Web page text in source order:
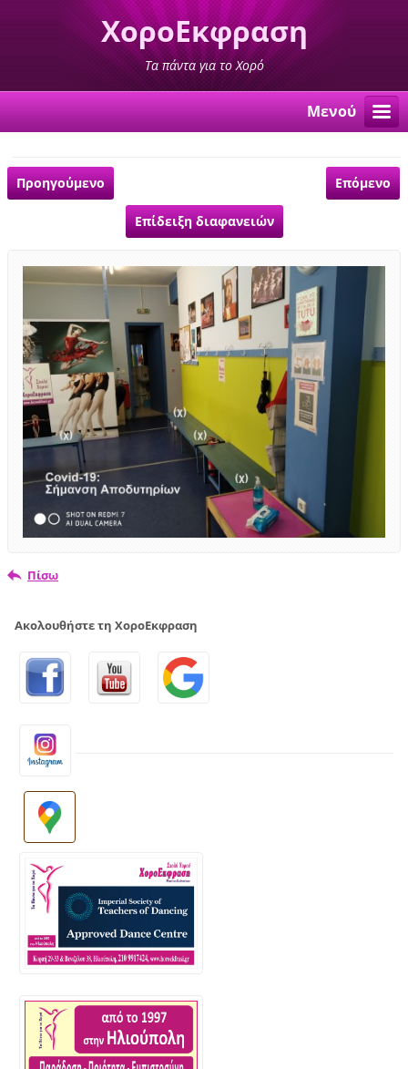
ΧοροΕκφραση
Τα πάντα για το Χορό
Μενού
Προηγούμενο Επόμενο
Επίδειξη διαφανειών
Πίσω
Ακολουθήστε τη ΧοροΕκφραση